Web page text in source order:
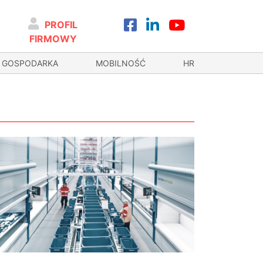
PROFIL
FIRMOWY
GOSPODARKA MOBILNOŚĆ HR